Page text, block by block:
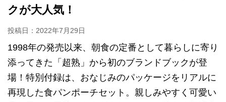
クが大人気！
投稿日： 2022年7月29日
1998年の発売以来、朝食の定番として暮らしに寄り
添ってきた「超熟」から初のブランドブックが登
場！特別付録は、おなじみのパッケージをリアルに
再現した食パンポーチセット。親しみやすく可愛い